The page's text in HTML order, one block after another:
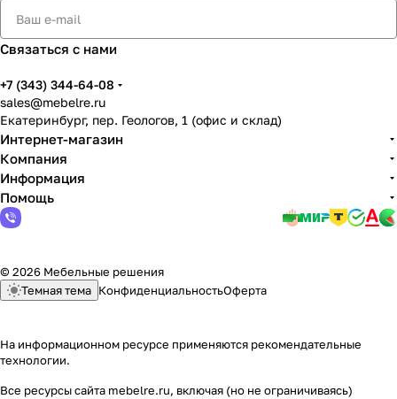
Связаться с нами
+7 (343) 344-64-08
sales@mebelre.ru
Екатеринбург, пер. Геологов, 1 (офис и склад)
Интернет-магазин
Компания
Информация
Помощь
© 2026 Мебельные решения
Темная тема КонфиденциальностьОферта
На информационном ресурсе применяются рекомендательные
технологии.
Все ресурсы сайта mebelre.ru, включая (но не ограничиваясь)